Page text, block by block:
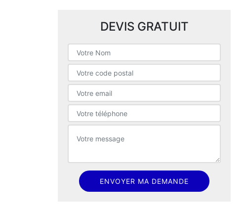
DEVIS GRATUIT